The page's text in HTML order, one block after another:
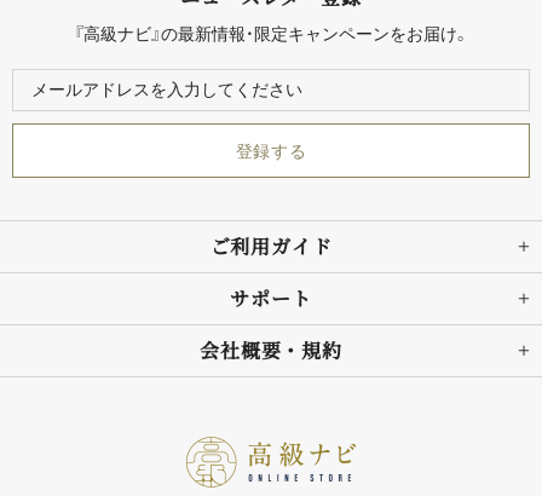
ご利用ガイド
サポート
会社概要・規約
『高級ナビ』の最新情報・限定キャンペーンをお届け。